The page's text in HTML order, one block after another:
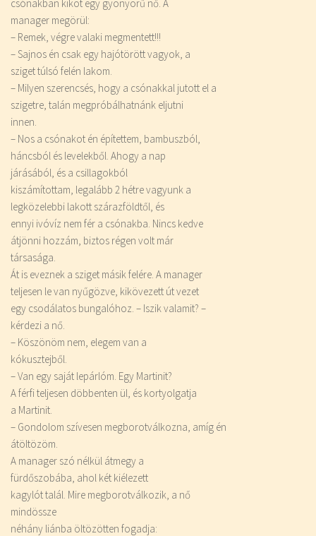
csónakban kiköt egy gyönyörű nő. A
manager megörül:
– Remek, végre valaki megmentett!!!
– Sajnos én csak egy hajótörött vagyok, a
sziget túlsó felén lakom.
– Milyen szerencsés, hogy a csónakkal jutott el a
szigetre, talán megpróbálhatnánk eljutni
innen.
– Nos a csónakot én építettem, bambuszból,
háncsból és levelekből. Ahogy a nap
járásából, és a csillagokból
kiszámítottam, legalább 2 hétre vagyunk a
legközelebbi lakott szárazföldtől, és
ennyi ivóvíz nem fér a csónakba. Nincs kedve
átjönni hozzám, biztos régen volt már
társasága.
Át is eveznek a sziget másik felére. A manager
teljesen le van nyűgözve, kikövezett út vezet
egy csodálatos bungalóhoz. – Iszik valamit? –
kérdezi a nő.
– Köszönöm nem, elegem van a
kókusztejből.
– Van egy saját lepárlóm. Egy Martinit?
A férfi teljesen döbbenten ül, és kortyolgatja
a Martinit.
– Gondolom szívesen megborotválkozna, amíg én
átöltözöm.
A manager szó nélkül átmegy a
fürdőszobába, ahol két kiélezett
kagylót talál. Mire megborotválkozik, a nő
mindössze
néhány liánba öltözötten fogadja: